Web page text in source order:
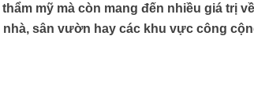
mỹ mà còn mang đến nhiều giá trị
sân vườn hay các khu vực công